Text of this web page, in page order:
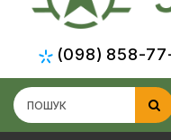
(098) 858-